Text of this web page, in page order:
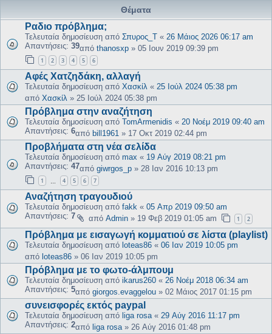
Θέματα
Ραδιο πρόβλημα;
Τελευταία δημοσίευση από Σπυρος_Τ « 26 Μάιος 2026 06:17 am
Απαντήσεις: 39από thanosxp » 05 Ιουν 2019 09:39 pm
1 2 3 4 5 6
Αφές Χατζηδάκη, αλλαγή
Τελευταία δημοσίευση από Χασκίλ « 25 Ιούλ 2024 05:38 pm
από Χασκίλ » 25 Ιούλ 2024 05:38 pm
Πρόβλημα στην αναζήτηση
Τελευταία δημοσίευση από TomArmenidis « 20 Νοέμ 2019 09:40 am
Απαντήσεις: 6από bill1961 » 17 Οκτ 2019 02:44 pm
Προβλήματα στη νέα σελίδα
Τελευταία δημοσίευση από max « 19 Αύγ 2019 08:21 pm
Απαντήσεις: 47από giwrgos_p » 28 Ιαν 2016 10:13 pm
1 4 5 6 7
Αναζήτηση τραγουδιού
Τελευταία δημοσίευση από fakk « 05 Απρ 2019 09:50 am
Απαντήσεις: 7 από Admin » 19 Φεβ 2019 01:05 am 1 2
Πρόβλημα με εισαγωγή κομματιού σε λίστα (playlist)
Τελευταία δημοσίευση από loteas86 « 06 Ιαν 2019 10:05 pm
από loteas86 » 06 Ιαν 2019 10:05 pm
Πρόβλημα με το φωτο-άλμπουμ
Τελευταία δημοσίευση από ikarus260 « 26 Νοέμ 2018 06:34 am
Απαντήσεις: 5από giorgos.evaggelou » 02 Μάιος 2017 01:15 pm
συνεισφορές εκτός paypal
Τελευταία δημοσίευση από liga rosa « 29 Αύγ 2016 11:17 pm
Απαντήσεις: 2από liga rosa » 26 Αύγ 2016 01:48 pm